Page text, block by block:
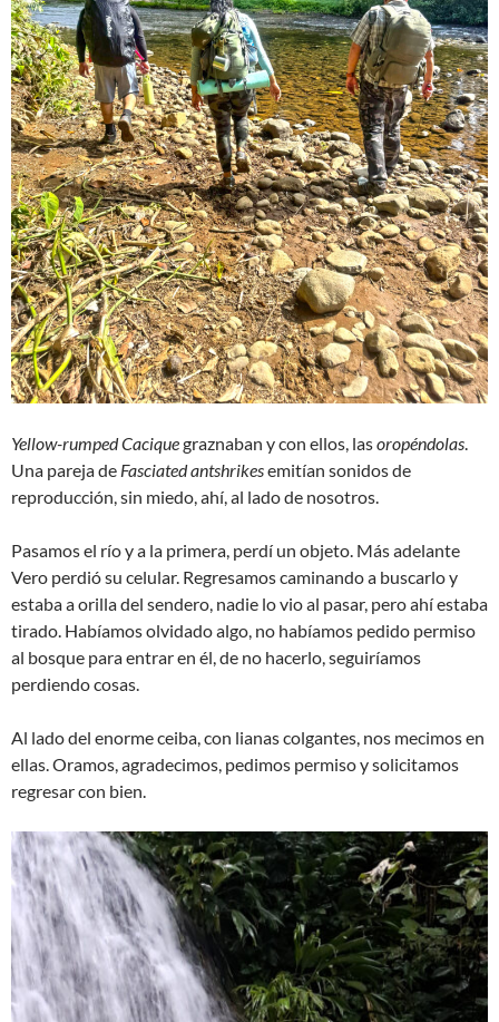
Yellow-rumped Caciquegraznaban y con ellos, lasoropéndolas.
Una pareja de Fasciated antshrikesemitían sonidos de
reproducción, sin miedo, ahí, al lado de nosotros.
Pasamos el río y a la primera, perdí un objeto. Más adelante
Vero perdió su celular. Regresamos caminando a buscarlo y
estaba a orilla del sendero, nadie lo vio al pasar, pero ahí estaba
tirado. Habíamos olvidado algo, no habíamos pedido permiso
al bosque para entrar en él, de no hacerlo, seguiríamos
perdiendo cosas.
Al lado del enorme ceiba, con lianas colgantes, nos mecimos en
ellas. Oramos, agradecimos, pedimos permiso y solicitamos
regresar con bien.